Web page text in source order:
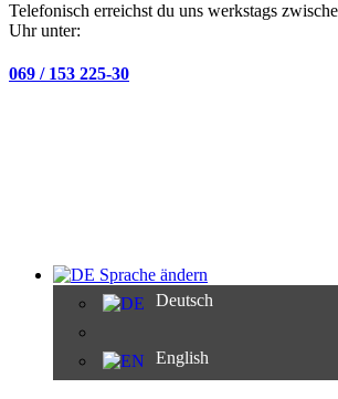
Telefonisch erreichst du uns werkstags
Uhr unter:
069 / 153 225-30
Sprache ändern
Deutsch
English